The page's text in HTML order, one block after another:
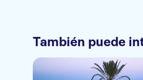
También puede